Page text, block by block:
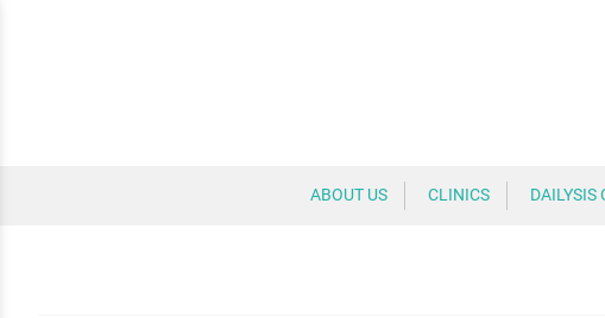
ABOUT US CLINICS DAILYSIS